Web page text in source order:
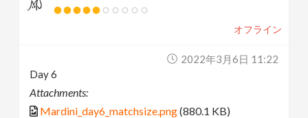
オフライン
2022年3月6日 11:22
Day 6
Attachments:
Mardini_day6_matchsize.png(880.1 KB)